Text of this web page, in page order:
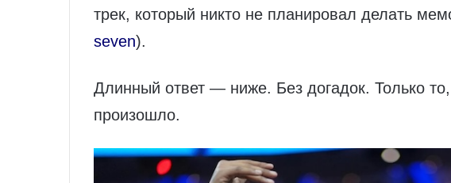
трек, который никто не планировал делать
seven).
Длинный ответ — ниже. Без догадок. Только то,
произошло.